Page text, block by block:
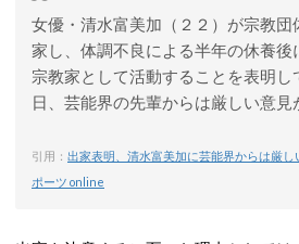
女優・清水富美加（２２）が宗教団
家し、体調不良による半年の休養
宗教家として活動することを表明し
日、芸能界の先輩からは厳しい意見
引用： 出家表明、清水富美加に芸能界からは厳
ポーツ online